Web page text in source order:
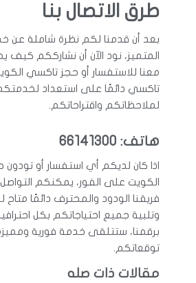
طرق الاتصال بنا
بعد أن قدمنا لكم نظرة شاملة عن
المتميز، نود الآن أن نشارككم كيف
معنا للاستفسار أو حجز تاكسي
تاكسي دائمًا على استعداد
لملاحظاتكم واقتراحاتكم.
هاتف: 66141300
اذا كان لديكم أي استفسار أو
الكويت على الفور، يمكنكم
فريقنا الودود والمحترف دائمًا
وتلبية جميع احتياجاتكم بكل
برقمنا، ستتلقى خدمة فورية
توقعاتكم.
مقالات ذات صله